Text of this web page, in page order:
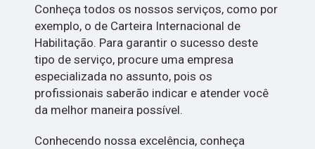
Conheça todos os nossos serviços, como por
exemplo, o de Carteira Internacional de
Habilitação. Para garantir o sucesso deste
tipo de serviço, procure uma empresa
especializada no assunto, pois os
profissionais saberão indicar e atender você
da melhor maneira possível.
Conhecendo nossa excelência, conheça